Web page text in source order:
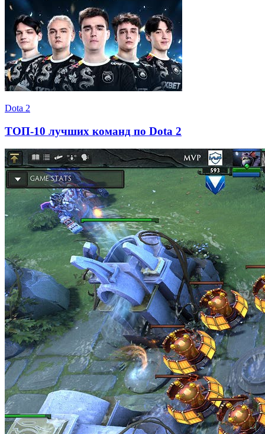
Dota 2
ТОП-10 лучших команд по Dota 2